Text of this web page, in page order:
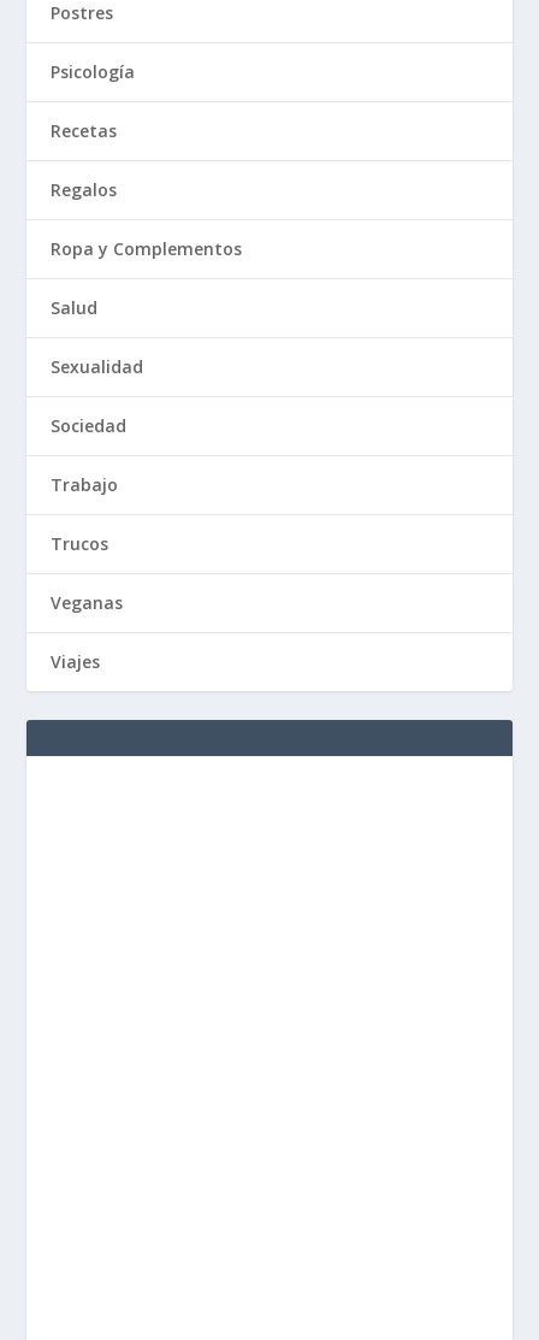
Postres
Psicología
Recetas
Regalos
Ropa y Complementos
Salud
Sexualidad
Sociedad
Trabajo
Trucos
Veganas
Viajes